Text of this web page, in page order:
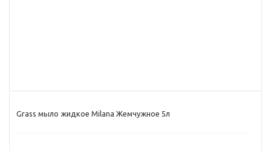
Grass мыло жидкое Milana Жемчужное 5л